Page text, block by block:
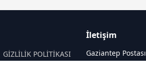
GİZLİLİK POLİTİKASI
İletişim
Gaziantep Postası